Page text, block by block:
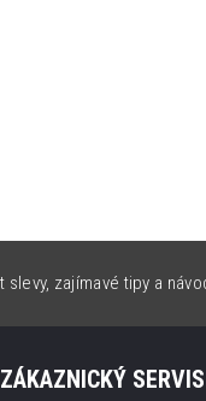
slevy, zajímavé tipy a
ZÁKAZNICKÝ SERVIS